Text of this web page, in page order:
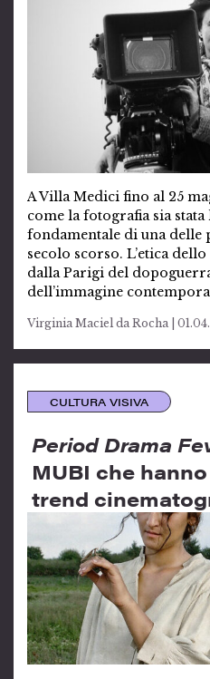
A Villa Medici fino al 25
come la fotografia sia
fondamentale di una delle
secolo scorso. L’etica
dalla Parigi del
dell’immagine
Virginia Maciel da Rocha |
CULTURA VISIVA
Period Drama
MUBI che
trend